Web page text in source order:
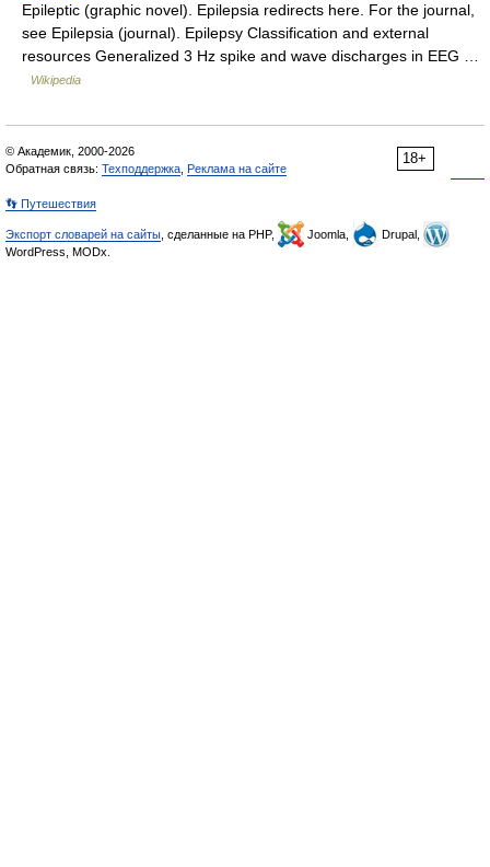
Epileptic (graphic novel). Epilepsia redirects here. For the journal,
see Epilepsia (journal). Epilepsy Classification and external
resources Generalized 3 Hz spike and wave discharges in EEG …
Wikipedia
18+
© Академик, 2000-2026
Обратная связь: Техподдержка Реклама на сайте
👣 Путешествия
Экспорт словарей на сайты , сделанные на PHP, Joomla,
Drupal,
WordPress, MODx.